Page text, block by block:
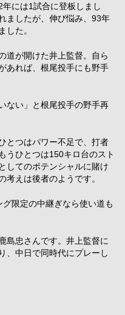
には1試合に登板しまし
ましたが、伸び悩み、93年
した。
道が開けた井上監督。自ら
あれば、根尾投手にも野手
ない」と根尾投手の野手再
とつはパワー不足で、打者
うひとつは150キロ台のスト
してのポテンシャルに賭け
考えは後者のようです。
グ限定の中継ぎなら使い道も
島忠さんです。井上監督に
、中日で同時代にプレーし